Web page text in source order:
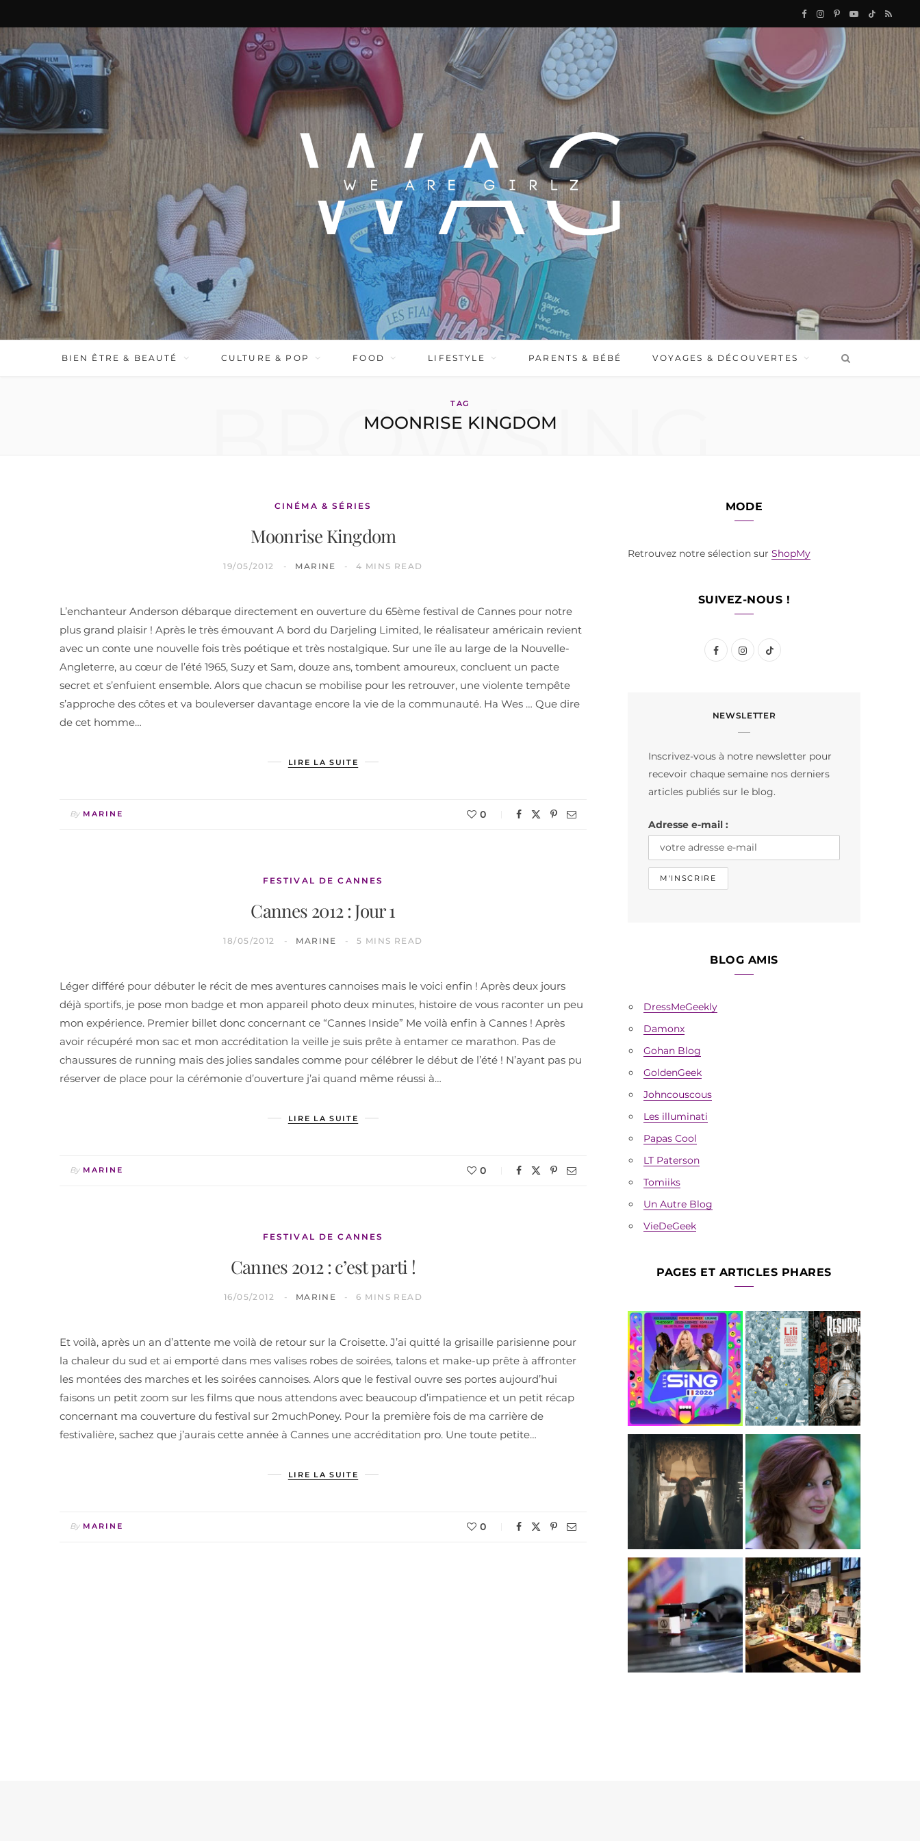
F
c
o
k
I
s
g
a
P
r
Y
b
e
T
k
R
BIEN ÊTRE & BEAUTÉ CULTURE & POP FOOD LIFESTYLE PARENTS & BÉBÉ VOYAGES & DÉCOUVERTES
TAG
MOONRISE KINGDOM
BROWSING
CINÉMA & SÉRIES
Moonrise Kingdom
19/05/2012 MARINE 4 MINS READ
L’enchanteur Anderson débarque directement en ouverture du 65ème festival de Cannes pour notre
plus grand plaisir ! Après le très émouvant A bord du Darjeling Limited, le réalisateur américain revient
avec un conte une nouvelle fois très poétique et très nostalgique. Sur une île au large de la Nouvelle-
Angleterre, au cœur de l’été 1965, Suzy et Sam, douze ans, tombent amoureux, concluent un pacte
secret et s’enfuient ensemble. Alors que chacun se mobilise pour les retrouver, une violente tempête
s’approche des côtes et va bouleverser davantage encore la vie de la communauté. Ha Wes … Que dire
de cet homme…
LIRE LA SUITE
By MARINE 0
FESTIVAL DE CANNES
Cannes 2012 : Jour 1
18/05/2012 MARINE 5 MINS READ
Léger différé pour débuter le récit de mes aventures cannoises mais le voici enfin ! Après deux jours
déjà sportifs, je pose mon badge et mon appareil photo deux minutes, histoire de vous raconter un peu
mon expérience. Premier billet donc concernant ce “Cannes Inside” Me voilà enfin à Cannes ! Après
avoir récupéré mon sac et mon accréditation la veille je suis prête à entamer ce marathon. Pas de
chaussures de running mais des jolies sandales comme pour célébrer le début de l’été ! N’ayant pas pu
réserver de place pour la cérémonie d’ouverture j’ai quand même réussi à…
LIRE LA SUITE
By MARINE 0
FESTIVAL DE CANNES
Cannes 2012 : c’est parti !
16/05/2012 MARINE 6 MINS READ
Et voilà, après un an d’attente me voilà de retour sur la Croisette. J’ai quitté la grisaille parisienne pour
la chaleur du sud et ai emporté dans mes valises robes de soirées, talons et make-up prête à affronter
les montées des marches et les soirées cannoises. Alors que le festival ouvre ses portes aujourd’hui
faisons un petit zoom sur les films que nous attendons avec beaucoup d’impatience et un petit récap
concernant ma couverture du festival sur 2muchPoney. Pour la première fois de ma carrière de
festivalière, sachez que j’aurais cette année à Cannes une accréditation pro. Une toute petite…
LIRE LA SUITE
By MARINE 0
MODE
Retrouvez notre sélection sur ShopMy
SUIVEZ-NOUS !
F
e
o
I
t
r
m
T
T
NEWSLETTER
Inscrivez-vous à notre newsletter pour
recevoir chaque semaine nos derniers
articles publiés sur le blog.
Adresse e-mail :
BLOG AMIS
DressMeGeekly
Damonx
Gohan Blog
GoldenGeek
Johncouscous
Les illuminati
Papas Cool
LT Paterson
Tomiiks
Un Autre Blog
VieDeGeek
PAGES ET ARTICLES PHARES